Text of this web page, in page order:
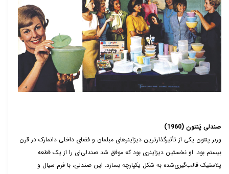
صندلی پَنتون (1960)
ورنر پنتون یکی از تأثیرگذارترین دیزاینرهای مبلمان و فضای داخلی دانمارک در قرن
بیستم بود. او نخستین دیزاینری بود که موفق شد صندلی‌ای را از یک قطعه
پلاستیک قالب‌گیری‌شده به شکل یکپارچه بسازد. این صندلی، با فرم سیال و